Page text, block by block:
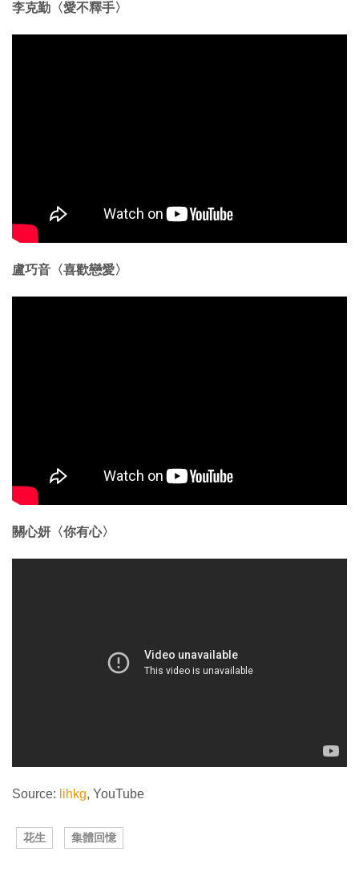
李克勤〈愛不釋手〉
盧巧音〈喜歡戀愛〉
關心妍〈你有心〉
Source: lihkg, YouTube
花生 集體回憶